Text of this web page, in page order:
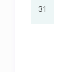
31